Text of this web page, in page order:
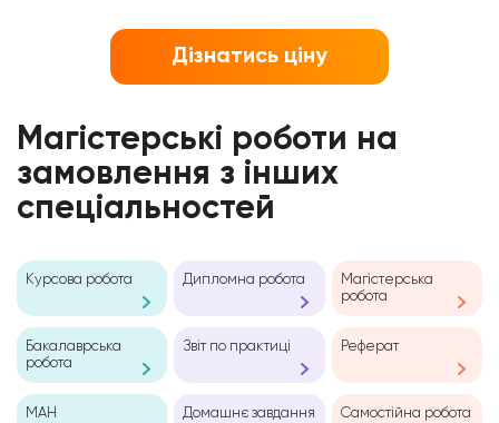
Дізнатись ціну
Магістерські роботи на
замовлення з інших
спеціальностей
Курсова робота Дипломна робота
Магістерська
робота
Бакалаврська
робота
Звіт по практиці Реферат
МАН Домашнє завдання Самостійна робота